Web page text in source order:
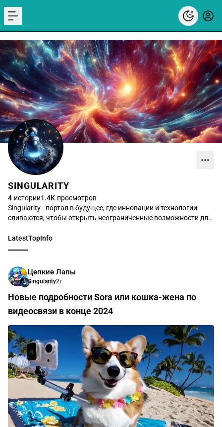
menu
SINGULARITY
4 истории1.4K просмотров
Singularity - портал в будущее, где инновации и технологии
сливаются, чтобы открыть неограниченные возможности для
путешествии за грань возможного.
LatestTopInfo
Цепкие Лапы
Singularity2г
Новые подробности Sora или кошка-жена по
видеосвязи в конце 2024